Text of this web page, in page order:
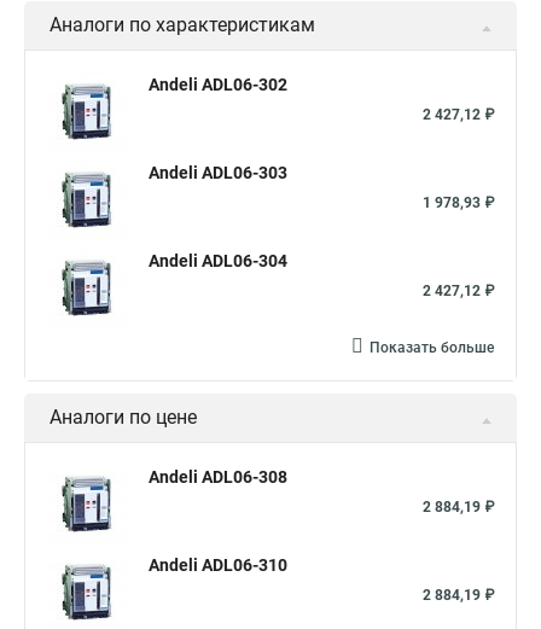
Аналоги по характеристикам
Andeli ADL06-302
2 427,12 ₽
Andeli ADL06-303
1 978,93 ₽
Andeli ADL06-304
2 427,12 ₽
Показать больше
Аналоги по цене
Andeli ADL06-308
2 884,19 ₽
Andeli ADL06-310
2 884,19 ₽